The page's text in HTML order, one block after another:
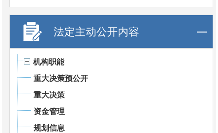
法定主动公开内容
机构职能
重大决策预公开
重大决策
资金管理
规划信息